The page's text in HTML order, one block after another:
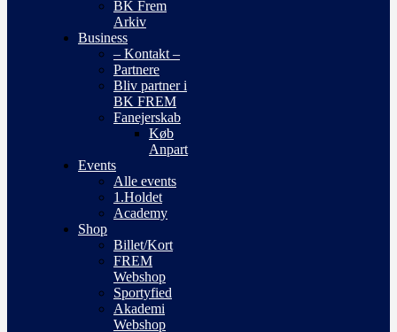
BK Frem
Arkiv
Business
– Kontakt –
Partnere
Bliv partner i
BK FREM
Fanejerskab
Køb
Anpart
Events
Alle events
1.Holdet
Academy
Shop
Billet/Kort
FREM
Webshop
Sportyfied
Akademi
Webshop